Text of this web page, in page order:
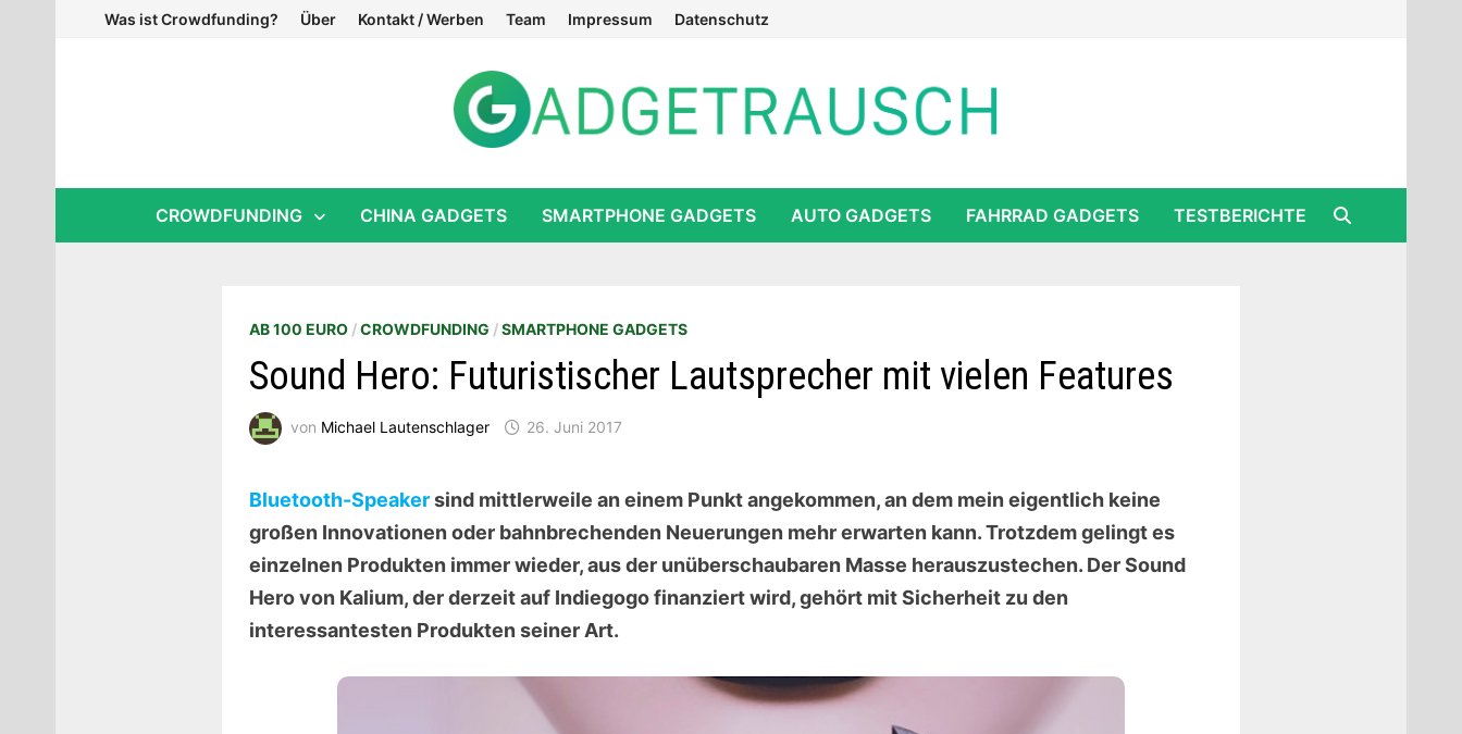
Was ist Crowdfunding? Über Kontakt / Werben Team Impressum Datenschutz
CROWDFUNDING CHINA GADGETS SMARTPHONE GADGETS AUTO GADGETS FAHRRAD GADGETS TESTBERICHTE
AB 100 EURO/CROWDFUNDING /SMARTPHONE GADGETS
Sound Hero: Futuristischer Lautsprecher mit vielen Features
von Michael Lautenschlager 26. Juni 2017
Bluetooth-Speakersind mittlerweile an einem Punkt angekommen, an dem mein eigentlich keine
großen Innovationen oder bahnbrechenden Neuerungen mehr erwarten kann. Trotzdem gelingt es
einzelnen Produkten immer wieder, aus der unüberschaubaren Masse herauszustechen. Der Sound
Hero von Kalium, der derzeit auf Indiegogo finanziert wird, gehört mit Sicherheit zu den
interessantesten Produkten seiner Art.